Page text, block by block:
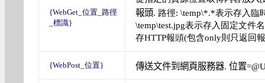
{WebGet_位置_路徑
_標識}
報頭. 路徑: \temp\*.*表示存入臨
\temp\test.jpg表示存入固定文件
存HTTP報頭(包含only則只返回
{WebPost_位置} 傳送文件到網頁服務器. 位置=